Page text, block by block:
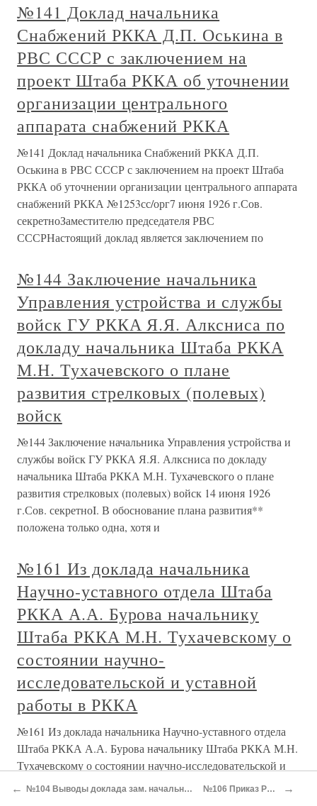
№141 Доклад начальника
Снабжений РККА Д.П. Оськина в
РВС СССР с заключением на
проект Штаба РККА об уточнении
организации центрального
аппарата снабжений РККА
№141 Доклад начальника Снабжений РККА Д.П.
Оськина в РВС СССР с заключением на проект Штаба
РККА об уточнении организации центрального аппарата
снабжений РККА №1253сс/орг7 июня 1926 г.Сов.
секретноЗаместителю председателя РВС
СССРНастоящий доклад является заключением по
№144 Заключение начальника
Управления устройства и службы
войск ГУ РККА Я.Я. Алксниса по
докладу начальника Штаба РККА
М.Н. Тухачевского о плане
развития стрелковых (полевых)
войск
№144 Заключение начальника Управления устройства и
службы войск ГУ РККА Я.Я. Алксниса по докладу
начальника Штаба РККА М.Н. Тухачевского о плане
развития стрелковых (полевых) войск 14 июня 1926
г.Сов. секретноI. В обоснование плана развития**
положена только одна, хотя и
№161 Из доклада начальника
Научно-уставного отдела Штаба
РККА А.А. Бурова начальнику
Штаба РККА М.Н. Тухачевскому о
состоянии научно-
исследовательской и уставной
работы в РККА
№161 Из доклада начальника Научно-уставного отдела
Штаба РККА А.А. Бурова начальнику Штаба РККА М.Н.
Тухачевскому о состоянии научно-исследовательской и
уставной работы в РККА 19 января 1927 г.Сов.
← №104 Выводы доклада зам. начальника Штаба РККА С.А. Пугачева в РВС СССР «О проведении маневров в Ленинградском, Западном и Украинском военных округах» №106 Приказ РВС СССР №1014 об установлении резерва начсостава РККА →